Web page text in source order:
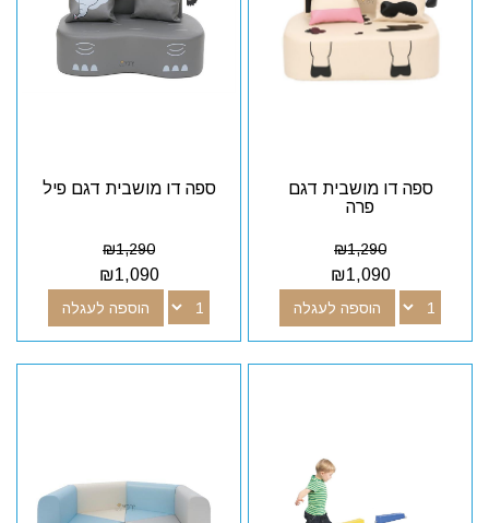
ספה דו מושבית דגם
פרה
₪1,290
₪1,090
הוספה לעגלה
ספה דו מושבית דגם פיל
₪1,290
₪1,090
הוספה לעגלה